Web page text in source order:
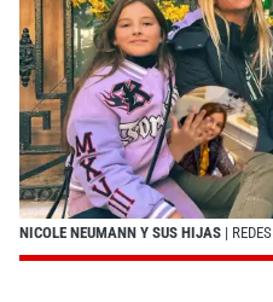
NICOLE NEUMANN Y SUS HIJAS | REDES